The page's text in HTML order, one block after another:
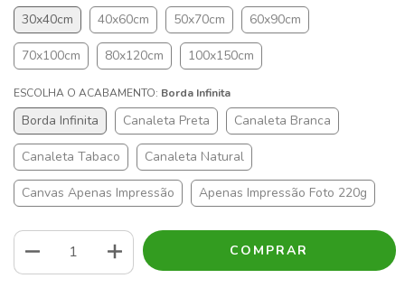
30x40cm 40x60cm 50x70cm 60x90cm
70x100cm 80x120cm 100x150cm
ESCOLHA O ACABAMENTO: Borda Infinita
Borda Infinita Canaleta Preta Canaleta Branca
Canaleta Tabaco Canaleta Natural
Canvas Apenas Impressão Apenas Impressão Foto 220g